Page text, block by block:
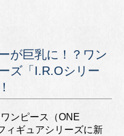
が巨乳に！？ワン
ズ「I.R.Oシリー
ンピース（ONE
ィギュアシリーズに新